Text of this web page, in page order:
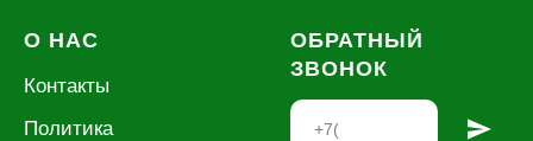
О НАС
Контакты
Политика
ОБРАТНЫЙ
ЗВОНОК